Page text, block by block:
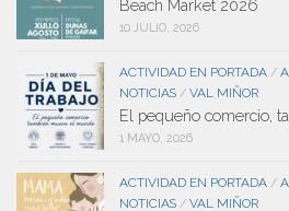
Beach Market 2026
10 JULIO, 2026
ACTIVIDAD EN PORTADA /
NOTICIAS / VAL MIÑOR
El pequeño comercio,
1 MAYO, 2026
ACTIVIDAD EN PORTADA /
NOTICIAS / VAL MIÑOR